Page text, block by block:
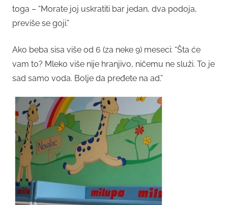
toga – “Morate joj uskratiti bar jedan, dva podoja,
previše se goji.”
Ako beba sisa više od 6 (za neke 9) meseci: “Šta će
vam to? Mleko više nije hranjivo, ničemu ne služi. To je
sad samo voda. Bolje da pređete na ad.”